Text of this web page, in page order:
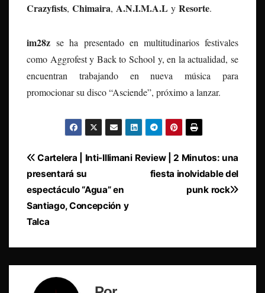
Crazyfists, Chimaira, A.N.I.M.A.L y Resorte.
im28zse ha presentado en multitudinarios festivales
como Aggrofest y Back to School y, en la actualidad, se
encuentran trabajando en nueva música para
promocionar su disco “Asciende”, próximo a lanzar.
Navegación
de
entradas
Review | 2 Minutos: una
fiesta inolvidable del
punk rock
Cartelera | Inti-Illimani
presentará su
espectáculo “Agua” en
Santiago, Concepción y
Talca